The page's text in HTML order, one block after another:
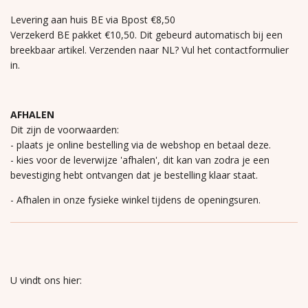
Levering aan huis BE via Bpost €8,50
Verzekerd BE pakket €10,50. Dit gebeurd automatisch bij een
breekbaar artikel. Verzenden naar NL? Vul het contactformulier
in.
AFHALEN
Dit zijn de voorwaarden:
- plaats je online bestelling via de webshop en betaal deze.
- kies voor de leverwijze 'afhalen', dit kan van zodra je een
bevestiging hebt ontvangen dat je bestelling klaar staat.
- Afhalen in onze fysieke winkel tijdens de openingsuren.
U vindt ons hier: